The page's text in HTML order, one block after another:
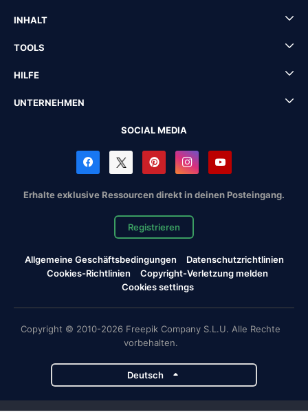
INHALT
TOOLS
HILFE
UNTERNEHMEN
SOCIAL MEDIA
Erhalte exklusive Ressourcen direkt in deinen Posteingang.
Registrieren
Allgemeine Geschäftsbedingungen
Datenschutzrichtlinien
Cookies-Richtlinien
Copyright-Verletzung melden
Cookies settings
Copyright © 2010-2026 Freepik Company S.L.U. Alle Rechte
vorbehalten.
Deutsch